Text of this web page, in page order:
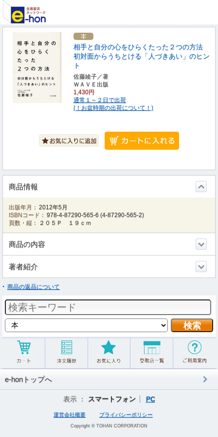
相手と自分の心をひらくたった２つの方法
初対面からうちとける「人づきあい」のヒン
ト
佐藤綾子／著
ＷＡＶＥ出版
1,430円
通常１～２日で出荷
(！お盆時期の出荷について！)
商品情報
出版年月： 2012年5月
ISBNコード： 978-4-87290-565-6 (4-87290-565-2)
頁数・縦：
２０５Ｐ １９ｃｍ
商品の内容
著者紹介
商品の返品について
e-honトップへ
表示 ： スマートフォン PC
運営会社概要 プライバシーポリシー
Copyright © TOHAN CORPORATION